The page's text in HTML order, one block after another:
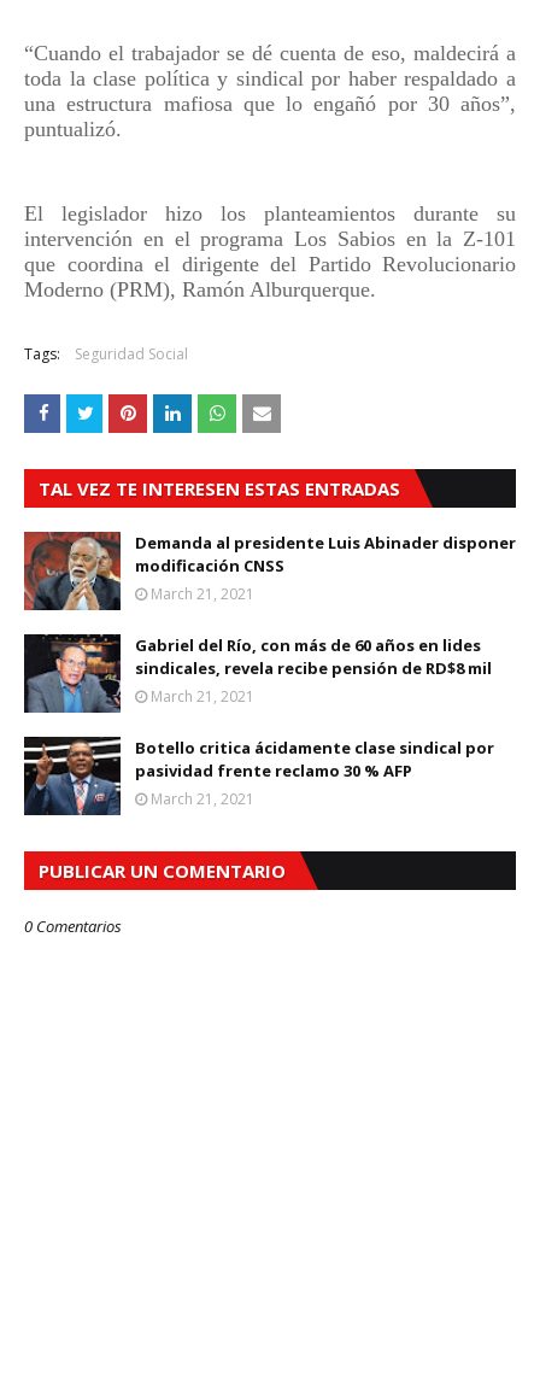
“Cuando el trabajador se dé cuenta de eso, maldecirá a
toda la clase política y sindical por haber respaldado a
una estructura mafiosa que lo engañó por 30 años”,
puntualizó.
El legislador hizo los planteamientos durante su
intervención en el programa Los Sabios en la Z-101
que coordina el dirigente del Partido Revolucionario
Moderno (PRM), Ramón Alburquerque.
Tags: Seguridad Social
TAL VEZ TE INTERESEN ESTAS ENTRADAS
Demanda al presidente Luis Abinader disponer
modificación CNSS
March 21, 2021
Gabriel del Río, con más de 60 años en lides
sindicales, revela recibe pensión de RD$8 mil
March 21, 2021
Botello critica ácidamente clase sindical por
pasividad frente reclamo 30 % AFP
March 21, 2021
PUBLICAR UN COMENTARIO
0 Comentarios